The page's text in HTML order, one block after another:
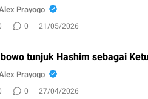
Prayogo
0 21/05/2026
tunjuk Hashim sebagai
Prayogo
0 27/04/2026